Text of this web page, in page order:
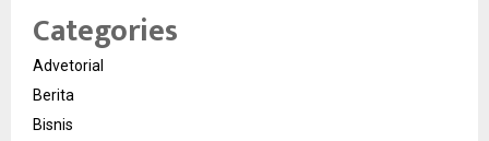
Categories
Advetorial
Berita
Bisnis